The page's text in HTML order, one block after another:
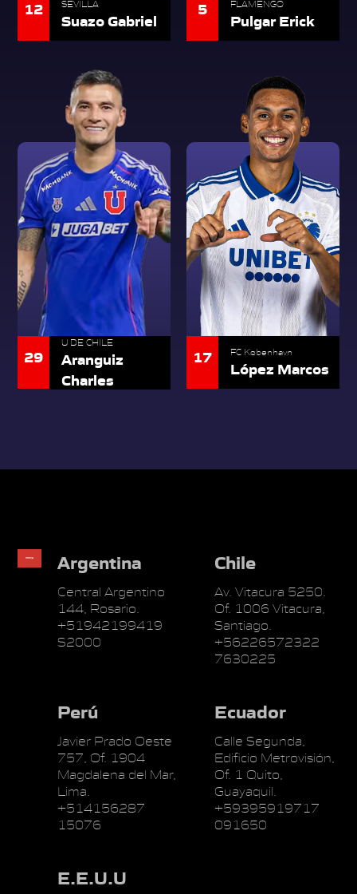
12 SEVILLA
Suazo Gabriel
5 FLAMENGO
Pulgar Erick
29
U DE CHILE
Aranguiz
Charles
17 FC København
López Marcos
Argentina
Central Argentino
144, Rosario.
+51942199419
S2000
Chile
Av. Vitacura 5250.
Of. 1006 Vitacura,
Santiago.
+56226572322
7630225
Perú
Javier Prado Oeste
757, Of. 1904
Magdalena del Mar,
Lima.
+514156287
15076
Ecuador
Calle Segunda,
Edificio Metrovisión,
Of. 1 Quito,
Guayaquil.
+59395919717
091650
E.E.U.U